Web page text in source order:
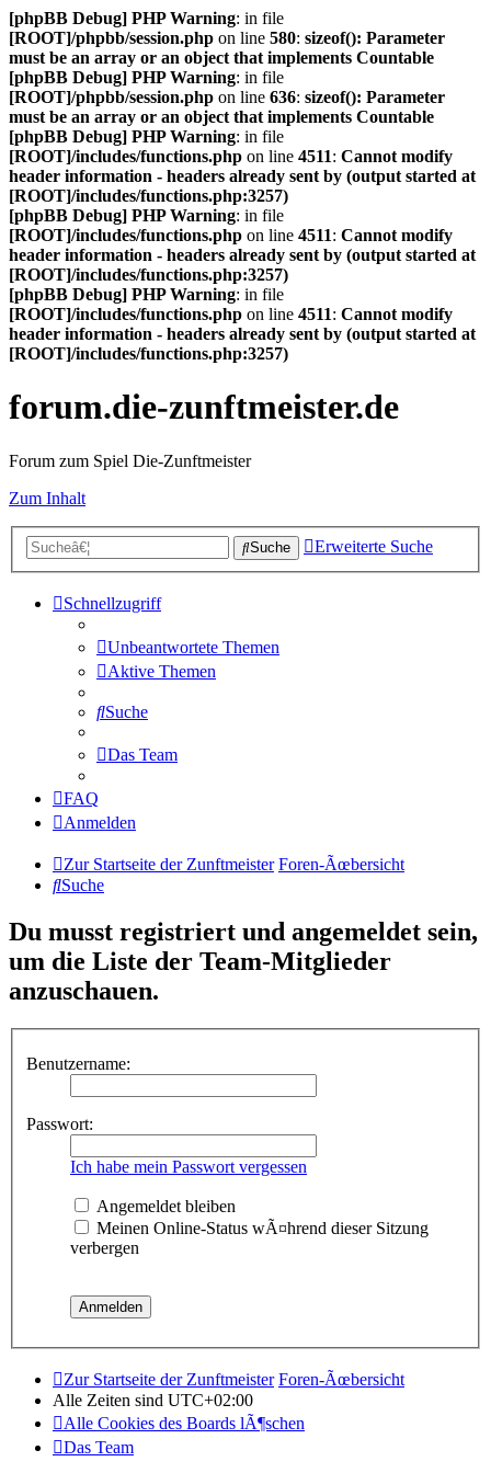
[phpBB Debug] PHP Warning: in file
[ROOT]/phpbb/session.php on line 580: sizeof(): Parameter
must be an array or an object that implements Countable
[phpBB Debug] PHP Warning: in file
[ROOT]/phpbb/session.php on line 636: sizeof(): Parameter
must be an array or an object that implements Countable
[phpBB Debug] PHP Warning: in file
[ROOT]/includes/functions.php on line 4511: Cannot modify
header information - headers already sent by (output started at
[ROOT]/includes/functions.php:3257)
[phpBB Debug] PHP Warning: in file
[ROOT]/includes/functions.php on line 4511: Cannot modify
header information - headers already sent by (output started at
[ROOT]/includes/functions.php:3257)
[phpBB Debug] PHP Warning: in file
[ROOT]/includes/functions.php on line 4511: Cannot modify
header information - headers already sent by (output started at
[ROOT]/includes/functions.php:3257)
forum.die-zunftmeister.de
Forum zum Spiel Die-Zunftmeister
Zum Inhalt
Suche Erweiterte Suche
Schnellzugriff
Unbeantwortete Themen
Aktive Themen
Suche
Das Team
FAQ
Anmelden
Zur Startseite der Zunftmeister Foren-Ãœbersicht
Suche
Du musst registriert und angemeldet sein,
um die Liste der Team-Mitglieder
anzuschauen.
Benutzername:
Passwort:
Ich habe mein Passwort vergessen
Angemeldet bleiben
Meinen Online-Status wÃ¤hrend dieser Sitzung
verbergen
Zur Startseite der Zunftmeister Foren-Ãœbersicht
Alle Zeiten sind UTC+02:00
Alle Cookies des Boards lÃ¶schen
Das Team